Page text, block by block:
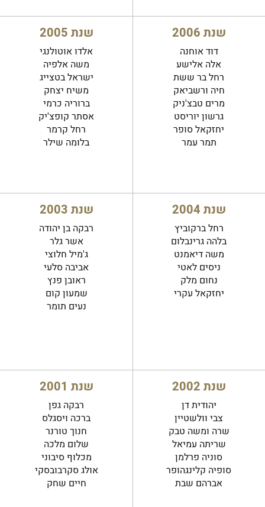
שנת 2006
דוד אוחנה
אלה אלישע
רחל בר ששת
חיה ורשביאק
מרים טבצ'ניק
גרשון יוריסט
יחזקאל סופר
תמר עמר
שנת 2005
אלדו אוטולנגי
משה אלפיה
ישראל בטצייג
משיח יצחק
ברוריה כרמי
אסתר קופצ'יק
רחל קרמר
בלומה שילר
שנת 2004
רחל ברקוביץ
בלהה גרינבלום
משה דיאמנט
ניסים לאטי
נחום מלק
יחזקאל עקרי
שנת 2003
רבקה בן יהודה
אשר גלר
ג'מיל חלוצי
אביבה סלעי
ראובן פנץ
שמעון קום
נעים תומר
שנת 2002
יהודית דן
צבי וולשטיין
שרה ומשה טבק
שריתה עמיאל
סוניה פרלמן
סופיה קלינגהופר
אברהם שבת
שנת 2001
רבקה גפן
ברכה ויסגלס
חנוך טורנר
שלום מלכה
מכלוף סיבוני
אולג סקרבובסקי
חיים שחק